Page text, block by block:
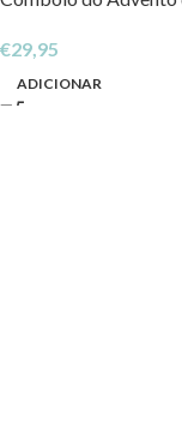
€29,95
ADICIONAR